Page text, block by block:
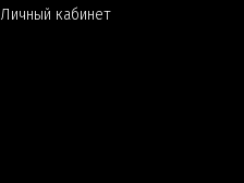
Личный кабинет